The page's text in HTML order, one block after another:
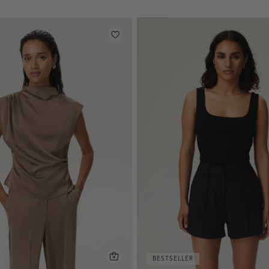
BESTSELLER